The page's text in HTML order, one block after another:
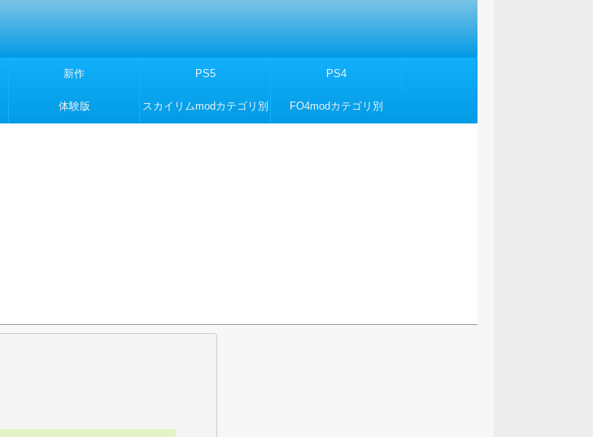
新作 PS5 PS4
体験版 スカイリムmodカテゴリ別 FO4modカテゴリ別